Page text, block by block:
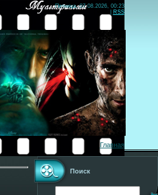
Пятница, 07.08.2026, 00:23
RSS
Главная
Поиск